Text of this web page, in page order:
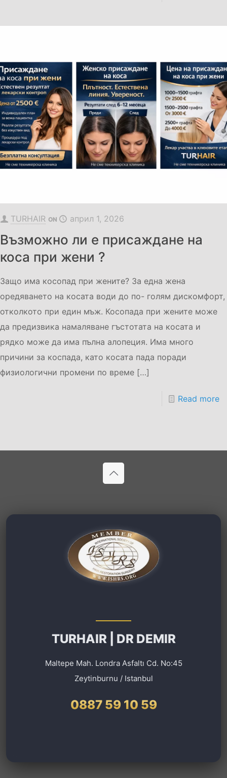
TURHAIR ON април 1, 2026
Възможно ли е присаждане на
коса при жени ?
Защо има косопад при жените? За една жена
оредяването на косата води до по- голям дискомфорт,
отколкото при един мъж. Косопада при жените може
да предизвика намаляване гъстотата на косата и
рядко може да има пълна алопеция. Има много
причини за коспада, като косата пада поради
физиологични промени по време […]
Read more
TURHAIR | DR DEMIR
Maltepe Mah. Londra Asfaltı Cd. No:45
Zeytinburnu / Istanbul
0887 59 10 59